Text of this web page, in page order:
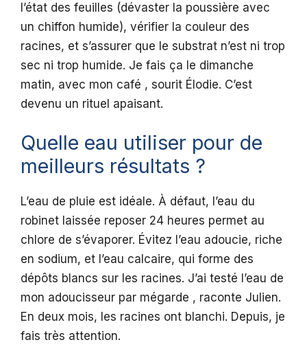
l’état des feuilles (dévaster la poussière avec
un chiffon humide), vérifier la couleur des
racines, et s’assurer que le substrat n’est ni trop
sec ni trop humide. Je fais ça le dimanche
matin, avec mon café , sourit Élodie. C’est
devenu un rituel apaisant.
Quelle eau utiliser pour de
meilleurs résultats ?
L’eau de pluie est idéale. À défaut, l’eau du
robinet laissée reposer 24 heures permet au
chlore de s’évaporer. Évitez l’eau adoucie, riche
en sodium, et l’eau calcaire, qui forme des
dépôts blancs sur les racines. J’ai testé l’eau de
mon adoucisseur par mégarde , raconte Julien.
En deux mois, les racines ont blanchi. Depuis, je
fais très attention.